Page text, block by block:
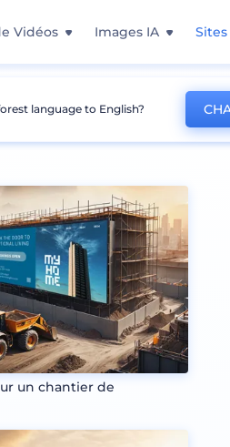
Vidéos Images IA
Panneau d՛affichage et
un chantier de
language to English?